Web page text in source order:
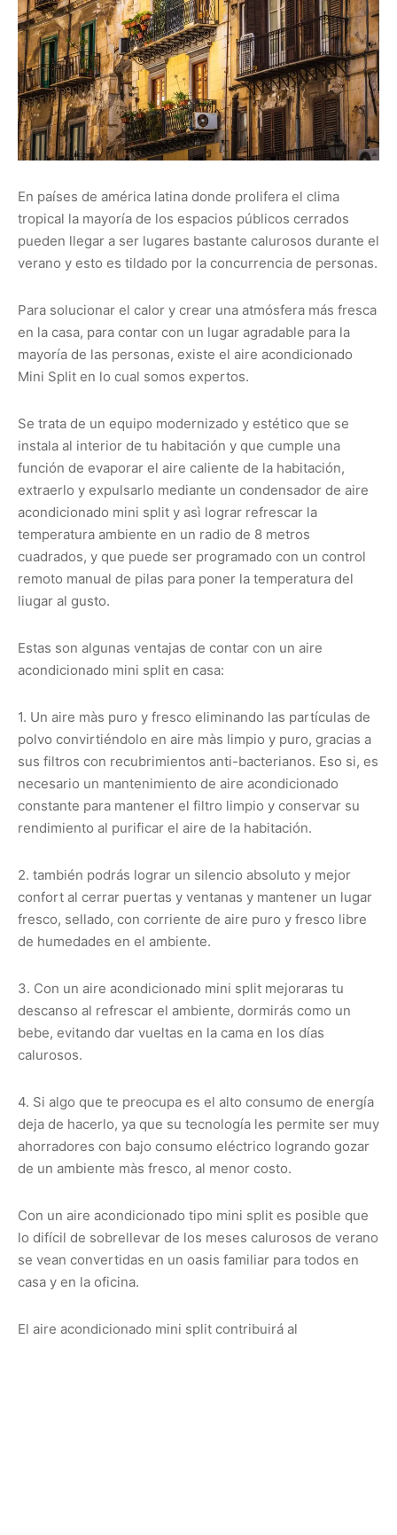
En países de américa latina donde prolifera el clima
tropical la mayoría de los espacios públicos cerrados
pueden llegar a ser lugares bastante calurosos durante el
verano y esto es tildado por la concurrencia de personas.
Para solucionar el calor y crear una atmósfera más fresca
en la casa, para contar con un lugar agradable para la
mayoría de las personas, existe el aire acondicionado
Mini Split en lo cual somos expertos.
Se trata de un equipo modernizado y estético que se
instala al interior de tu habitación y que cumple una
función de evaporar el aire caliente de la habitación,
extraerlo y expulsarlo mediante un condensador de aire
acondicionado mini split y asì lograr refrescar la
temperatura ambiente en un radio de 8 metros
cuadrados, y que puede ser programado con un control
remoto manual de pilas para poner la temperatura del
liugar al gusto.
Estas son algunas ventajas de contar con un aire
acondicionado mini split en casa:
1. Un aire màs puro y fresco eliminando las partículas de
polvo convirtiéndolo en aire màs limpio y puro, gracias a
sus filtros con recubrimientos anti-bacterianos. Eso si, es
necesario un mantenimiento de aire acondicionado
constante para mantener el filtro limpio y conservar su
rendimiento al purificar el aire de la habitación.
2. también podrás lograr un silencio absoluto y mejor
confort al cerrar puertas y ventanas y mantener un lugar
fresco, sellado, con corriente de aire puro y fresco libre
de humedades en el ambiente.
3. Con un aire acondicionado mini split mejoraras tu
descanso al refrescar el ambiente, dormirás como un
bebe, evitando dar vueltas en la cama en los días
calurosos.
4. Si algo que te preocupa es el alto consumo de energía
deja de hacerlo, ya que su tecnología les permite ser muy
ahorradores con bajo consumo eléctrico logrando gozar
de un ambiente màs fresco, al menor costo.
Con un aire acondicionado tipo mini split es posible que
lo difícil de sobrellevar de los meses calurosos de verano
se vean convertidas en un oasis familiar para todos en
casa y en la oficina.
El aire acondicionado mini split contribuirá al